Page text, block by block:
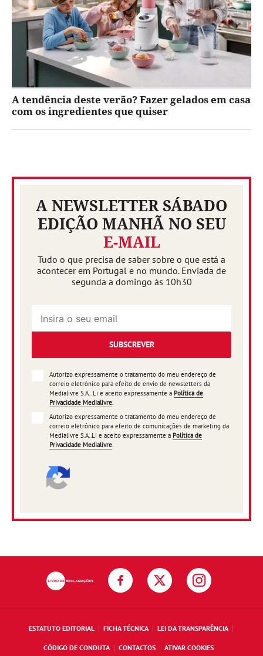
A tendência deste verão? Fazer gelados em casa
com os ingredientes que quiser
A NEWSLETTER SÁBADO
EDIÇÃO MANHÃ NO SEU
E-MAIL
Tudo o que precisa de saber sobre o que está a
acontecer em Portugal e no mundo. Enviada de
segunda a domingo às 10h30
SUBSCREVER
Autorizo expressamente o tratamento do meu endereço de
correio eletrónico para efeito de envio de newsletters da
Medialivre S.A.. Li e aceito expressamente a Política de
Privacidade Medialivre.
Autorizo expressamente o tratamento do meu endereço de
correio eletrónico para efeito de comunicações de marketing da
Medialivre S.A..Li e aceito expressamente a Política de
Privacidade Medialivre.
ESTATUTO EDITORIAL FICHA TÉCNICA LEI DA TRANSPARÊNCIA
CÓDIGO DE CONDUTA CONTACTOS ATIVAR COOKIES